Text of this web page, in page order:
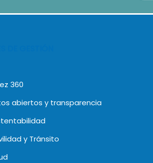
360
abiertos y transparencia
y Tránsito